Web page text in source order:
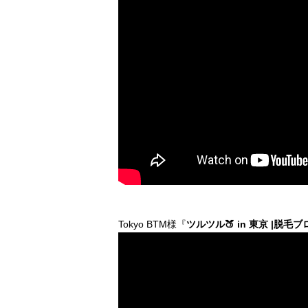
Tokyo BTM様『ツルツル🍑 in 東京 |脱毛ブ